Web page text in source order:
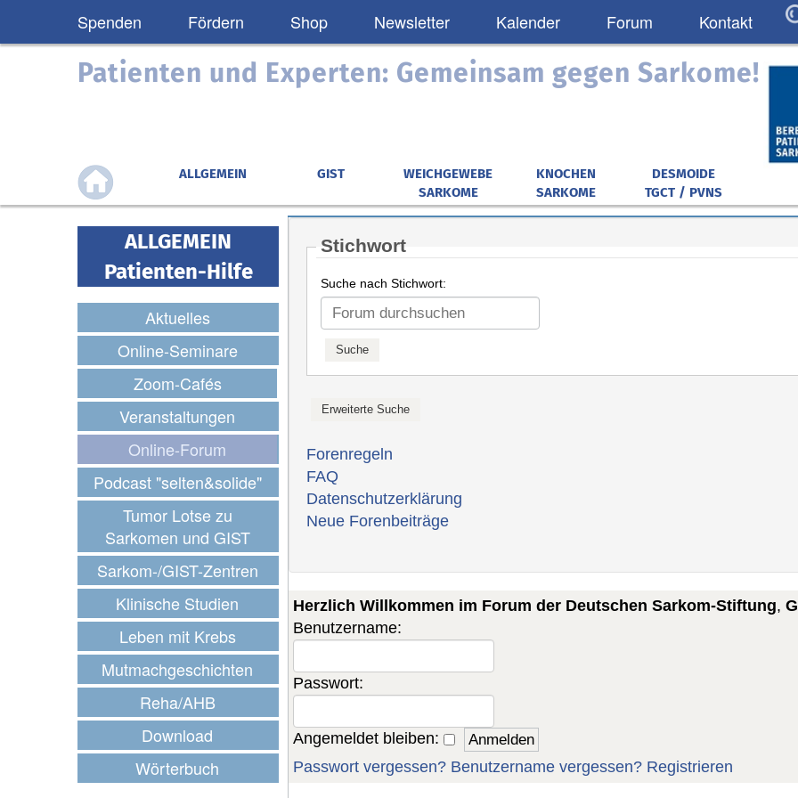
Spenden Fördern Shop Newsletter Kalender Forum Kontakt
Patienten und Experten: Gemeinsam gegen Sarkome!
ALLGEMEIN GIST
WEICHGEWEBE
SARKOME
KNOCHEN
SARKOME
DESMOIDE
TGCT / PVNS
ALLGEMEIN
Patienten-Hilfe
Aktuelles
Online-Seminare
Zoom-Cafés
Veranstaltungen
Online-Forum
Podcast "selten&solide"
Tumor Lotse zu
Sarkomen und GIST
Sarkom-/GIST-Zentren
Klinische Studien
Leben mit Krebs
Mutmachgeschichten
Reha/AHB
Download
Wörterbuch
Stichwort
Suche nach Stichwort:
Forenregeln
FAQ
Datenschutzerklärung
Neue Forenbeiträge
Herzlich Willkommen im Forum der Deutschen Sarkom-Stiftung,
Benutzername:
Passwort:
Angemeldet bleiben:
Passwort vergessen? Benutzername vergessen? Registrieren